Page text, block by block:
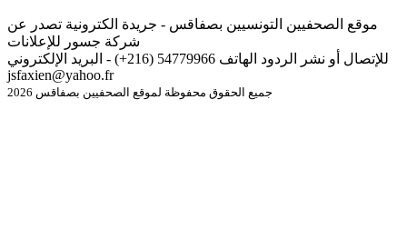
موقع الصحفيين التونسيين بصفاقس - جريدة الكترونية تصدر عن
شركة جسور للإعلانات
للإتصال أو نشر الردود الهاتف 54779966 (216+) - البريد الإلكتروني
jsfaxien@yahoo.fr
جميع الحقوق محفوظة لموقع الصحفيين بصفاقس 2026